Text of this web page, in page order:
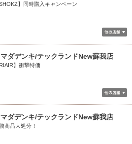
SHOKZ】同時購入キャンペーン
ダデンキ/テックランドNew蘇我店
RIAIR】衝撃特価
ダデンキ/テックランドNew蘇我店
商品大処分！